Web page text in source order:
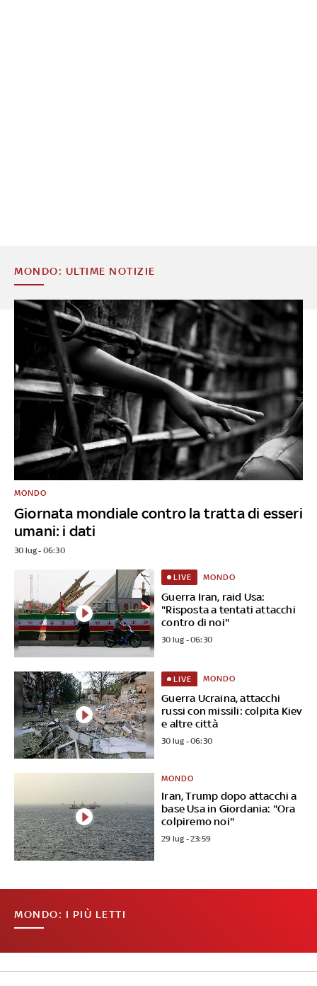
MONDO: ULTIME NOTIZIE
Giornata mondiale contro la tratta di esseri
umani: i dati
MONDO
30 lug - 06:30
Guerra Iran, raid Usa:
"Risposta a tentati attacchi
contro di noi"
LIVE MONDO
30 lug - 06:30
Guerra Ucraina, attacchi
russi con missili: colpita Kiev
e altre città
LIVE MONDO
30 lug - 06:30
Iran, Trump dopo attacchi a
base Usa in Giordania: "Ora
colpiremo noi"
MONDO
29 lug - 23:59
MONDO: I PIÙ LETTI